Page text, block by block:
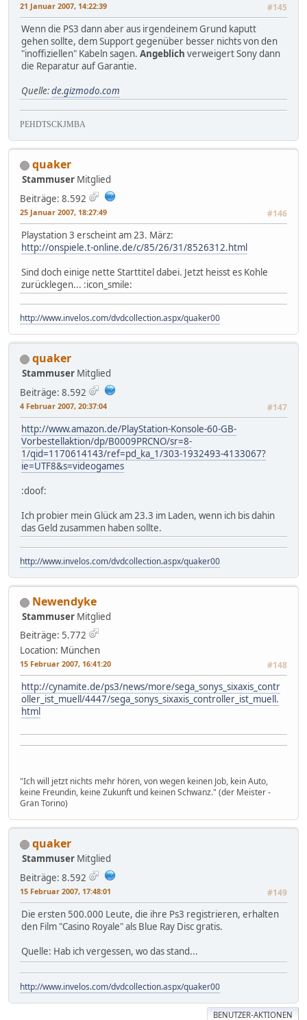
21 Januar 2007, 14:22:39 #145
Wenn die PS3 dann aber aus irgendeinem Grund kaputt
gehen sollte, dem Support gegenüber besser nichts von den
"inoffiziellen" Kabeln sagen. Angeblich verweigert Sony dann
die Reparatur auf Garantie.
Quelle:de.gizmodo.com
PEHDTSCKJMBA
quaker
Stammuser Mitglied
Beiträge: 8.592
25 Januar 2007, 18:27:49 #146
Playstation 3 erscheint am 23. März:
http://onspiele.t-online.de/c/85/26/31/8526312.html
Sind doch einige nette Starttitel dabei. Jetzt heisst es Kohle
zurücklegen... :icon_smile:
http://www.invelos.com/dvdcollection.aspx/quaker00
quaker
Stammuser Mitglied
Beiträge: 8.592
4 Februar 2007, 20:37:04 #147
http://www.amazon.de/PlayStation-Konsole-60-GB-
Vorbestellaktion/dp/B0009PRCNO/sr=8-
1/qid=1170614143/ref=pd_ka_1/303-1932493-4133067?
ie=UTF8&s=videogames
:doof:
Ich probier mein Glück am 23.3 im Laden, wenn ich bis dahin
das Geld zusammen haben sollte.
http://www.invelos.com/dvdcollection.aspx/quaker00
Newendyke
Stammuser Mitglied
Beiträge: 5.772
Location: München
15 Februar 2007, 16:41:20 #148
http://cynamite.de/ps3/news/more/sega_sonys_sixaxis_contr
oller_ist_muell/4447/sega_sonys_sixaxis_controller_ist_muell.
html
"Ich will jetzt nichts mehr hören, von wegen keinen Job, kein Auto,
keine Freundin, keine Zukunft und keinen Schwanz." (der Meister -
Gran Torino)
quaker
Stammuser Mitglied
Beiträge: 8.592
15 Februar 2007, 17:48:01 #149
Die ersten 500.000 Leute, die ihre Ps3 registrieren, erhalten
den Film "Casino Royale" als Blue Ray Disc gratis.
Quelle: Hab ich vergessen, wo das stand...
http://www.invelos.com/dvdcollection.aspx/quaker00
BENUTZER-AKTIONEN